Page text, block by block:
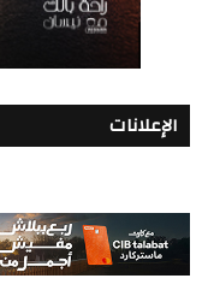
الإعلانات